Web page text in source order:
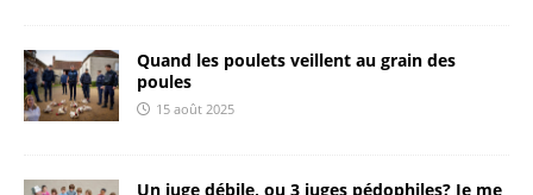
Quand les poulets veillent au grain des
poules
15 août 2025
Un juge débile, ou 3 juges pédophiles? Je me